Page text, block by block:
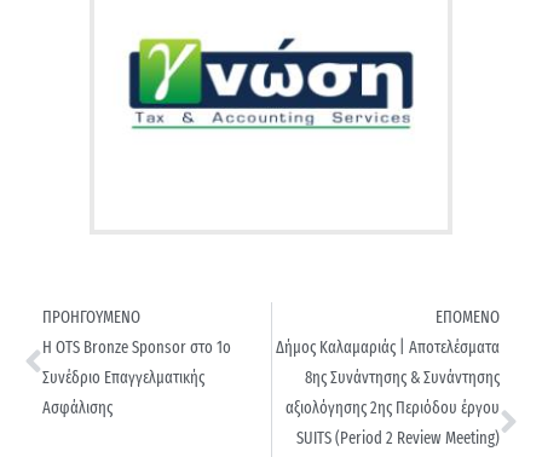
ΠΡΟΗΓΟΥΜΕΝΟ
Η OTS Bronze Sponsor στο 1ο
Συνέδριο Επαγγελματικής
Ασφάλισης
ΕΠΟΜΕΝΟ
Δήμος Καλαμαριάς | Αποτελέσματα
8ης Συνάντησης & Συνάντησης
αξιολόγησης 2ης Περιόδου έργου
SUITS (Period 2 Review Meeting)